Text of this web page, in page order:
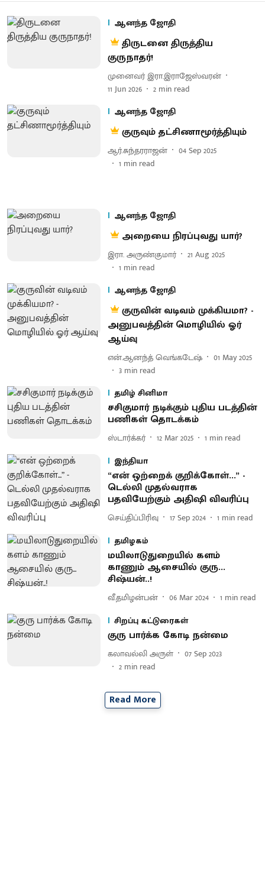
ஆனந்த ஜோதி
திருடனை திருத்திய
குருநாதர்!
முனைவர் இரா.இராஜேஸ்வரன்
11 Jun 2026
2 min read
ஆனந்த ஜோதி
குருவும் தட்சிணாமூர்த்தியும்
ஆர்.சுந்தரராஜன்
04 Sep 2025
1 min read
ஆனந்த ஜோதி
அறையை நிரப்புவது யார்?
இரா. அருண்குமார்
21 Aug 2025
1 min read
ஆனந்த ஜோதி
குருவின் வடிவம் முக்கியமா? -
அனுபவத்தின் மொழியில் ஓர்
ஆய்வு
என்.ஆனந்த் வெங்கடேஷ்
01 May 2025
3 min read
தமிழ் சினிமா
சசிகுமார் நடிக்கும் புதிய படத்தின்
பணிகள் தொடக்கம்
ஸ்டார்க்கர் 12 Mar 2025 1 min read
இந்தியா
“என் ஒற்றைக் குறிக்கோள்...” -
டெல்லி முதல்வராக
பதவியேற்கும் அதிஷி விவரிப்பு
செய்திப்பிரிவு 17 Sep 2024 1 min read
தமிழகம்
மயிலாடுதுறையில் களம்
காணும் ஆசையில் குரு...
சிஷ்யன்..!
வீ.தமிழன்பன் 06 Mar 2024 1 min read
சிறப்பு கட்டுரைகள்
குரு பார்க்க கோடி நன்மை
கலாவல்லி அருள்
07 Sep 2023
2 min read
Read More